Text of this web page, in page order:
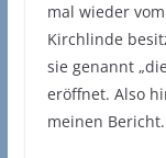
mal wieder
Kirchlinde
sie genannt
eröffnet. Also
meinen Bericht.